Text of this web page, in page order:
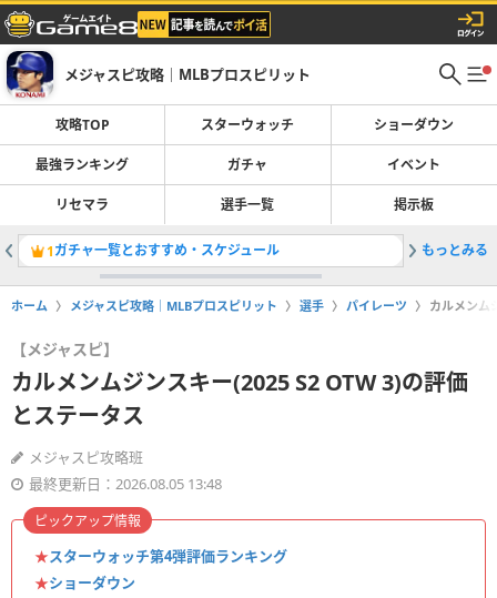
メジャスピ攻略｜MLBプロスピリット
攻略TOP スターウォッチ ショーダウン
最強ランキング ガチャ イベント
リセマラ 選手一覧 掲示板
1ガチャ一覧とおすすめ・スケジュール 2最強選
もっとみる
ホーム メジャスピ攻略｜MLBプロスピリット 選手 パイレーツ カルメンム
【メジャスピ】
カルメンムジンスキー(2025 S2 OTW 3)の評価
とステータス
メジャスピ攻略班
最終更新日：2026.08.05 13:48
★スターウォッチ第4弾評価ランキング
★ショーダウン
ピックアップ情報